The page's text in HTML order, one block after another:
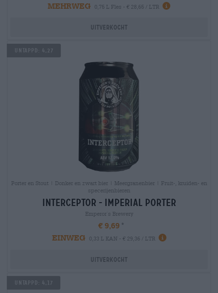
MEHRWEG
0,75 L Fles - € 28,65 / LTR
Uitverkocht
Untappd: 4,27
Porter en Stout | Donker en zwart bier | Meergranenbier | Fruit-, kruiden- en
specerijenbieren
interceptor - imperial porter
Emperor´s Brewery
€ 9,69
EINWEG
0,33 L KAN - € 29,36 / LTR
Uitverkocht
Untappd: 4,17